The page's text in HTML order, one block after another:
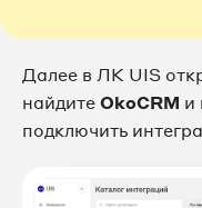
Далее в ЛК UIS
найдите OkoCRM и
подключить